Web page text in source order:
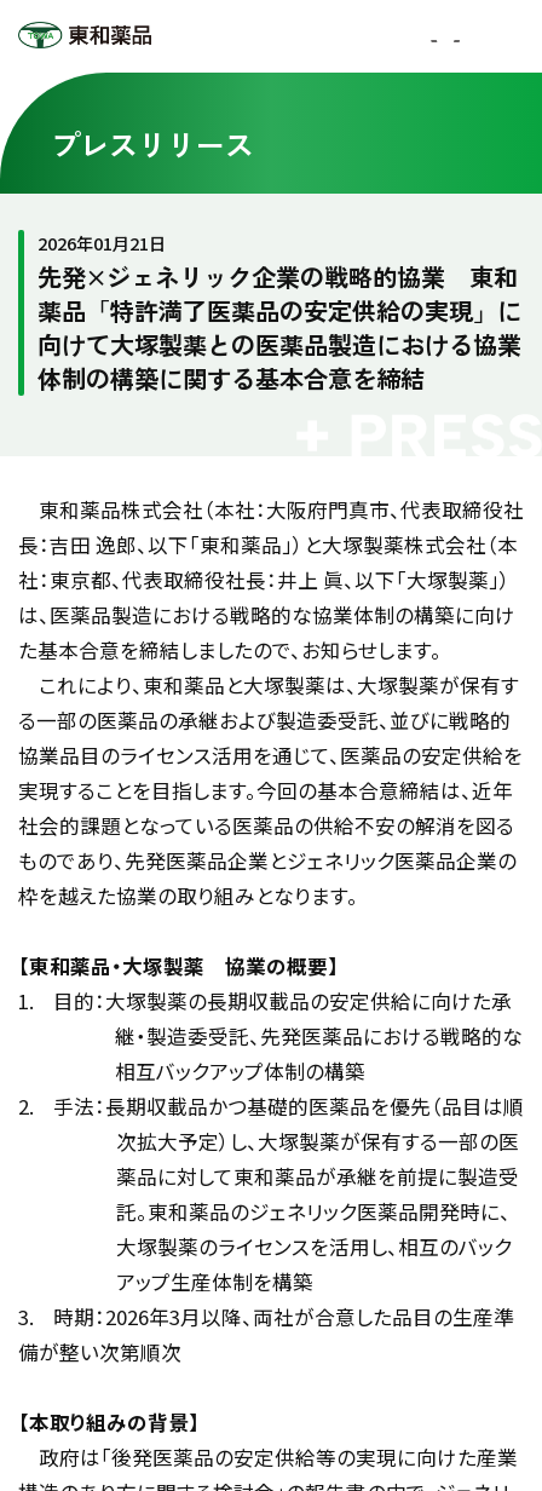
プレスリリース
2026年01月21日
先発×ジェネリック企業の戦略的協業 東和
薬品「特許満了医薬品の安定供給の実現」に
向けて大塚製薬との医薬品製造における協業
体制の構築に関する基本合意を締結
東和薬品株式会社（本社：大阪府門真市、代表取締役社
長：吉田 逸郎、以下「東和薬品」）と大塚製薬株式会社（本
社：東京都、代表取締役社長：井上 眞、以下「大塚製薬」）
は、医薬品製造における戦略的な協業体制の構築に向け
た基本合意を締結しましたので、お知らせします。
これにより、東和薬品と大塚製薬は、大塚製薬が保有す
る一部の医薬品の承継および製造委受託、並びに戦略的
協業品目のライセンス活用を通じて、医薬品の安定供給を
実現することを目指します。今回の基本合意締結は、近年
社会的課題となっている医薬品の供給不安の解消を図る
ものであり、先発医薬品企業とジェネリック医薬品企業の
枠を越えた協業の取り組みとなります。
【東和薬品・大塚製薬 協業の概要】
1.
目的：大塚製薬の長期収載品の安定供給に向けた承
継・製造委受託、先発医薬品における戦略的な
相互バックアップ体制の構築
2.
手法：長期収載品かつ基礎的医薬品を優先（品目は順
次拡大予定）し、大塚製薬が保有する一部の医
薬品に対して東和薬品が承継を前提に製造受
託。東和薬品のジェネリック医薬品開発時に、
大塚製薬のライセンスを活用し、相互のバック
アップ生産体制を構築
3.
時期：2026年3月以降、両社が合意した品目の生産準
備が整い次第順次
【本取り組みの背景】
政府は「後発医薬品の安定供給等の実現に向けた産業